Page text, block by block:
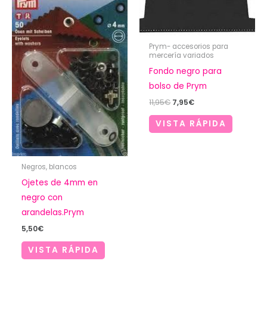
Negros, blancos
Ojetes de 4mm en
negro con
arandelas.Prym
5,50€
VISTA RÁPIDA
Prym- accesorios para
mercería variados
Fondo negro para
bolso de Prym
11,95€ El
original
7,95€El
actual
VISTA RÁPIDA